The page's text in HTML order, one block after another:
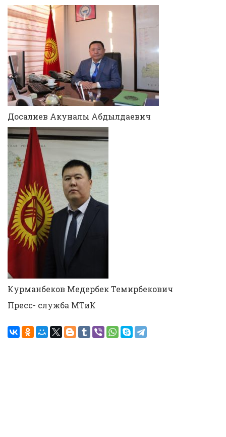
Досалиев Акуналы Абдылдаевич
Курманбеков Медербек Темирбекович
Пресс- служба МТиК